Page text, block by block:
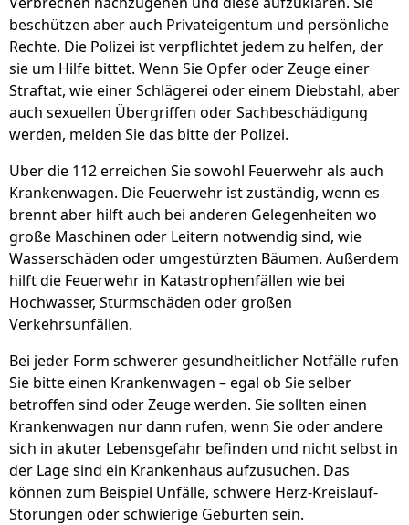
beschützen aber auch Privateigentum und persönliche
Rechte. Die Polizei ist verpflichtet jedem zu helfen, der
sie um Hilfe bittet. Wenn Sie Opfer oder Zeuge einer
Straftat, wie einer Schlägerei oder einem Diebstahl, aber
auch sexuellen Übergriffen oder Sachbeschädigung
werden, melden Sie das bitte der Polizei.
Über die 112 erreichen Sie sowohl Feuerwehr als auch
Krankenwagen. Die Feuerwehr ist zuständig, wenn es
brennt aber hilft auch bei anderen Gelegenheiten wo
große Maschinen oder Leitern notwendig sind, wie
Wasserschäden oder umgestürzten Bäumen. Außerdem
hilft die Feuerwehr in Katastrophenfällen wie bei
Hochwasser, Sturmschäden oder großen
Verkehrsunfällen.
Bei jeder Form schwerer gesundheitlicher Notfälle rufen
Sie bitte einen Krankenwagen – egal ob Sie selber
betroffen sind oder Zeuge werden. Sie sollten einen
Krankenwagen nur dann rufen, wenn Sie oder andere
sich in akuter Lebensgefahr befinden und nicht selbst in
der Lage sind ein Krankenhaus aufzusuchen. Das
können zum Beispiel Unfälle, schwere Herz-Kreislauf-
Störungen oder schwierige Geburten sein.